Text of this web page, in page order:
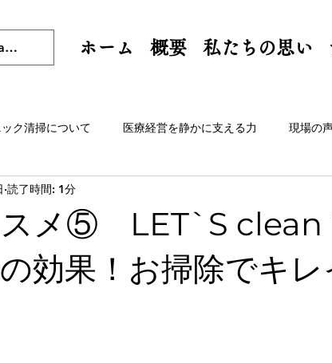
ホーム 概要 私たちの思い
ク清掃について 医療経営を静かに支える力 現場の
スメ⑤ LET`S clean
効果！お掃除でキレ
読了時間: 1分